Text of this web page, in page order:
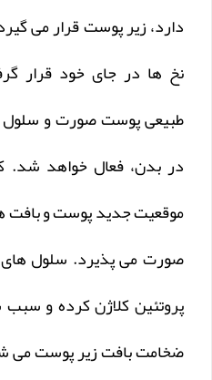
دارد، زیر پوست قرار می
نخ ها در جای خود قرار
طبیعی پوست صورت و
در بدن، فعال خواهد شد.
موقعیت جدید پوست و بافت
صورت می پذیرد. سلول های
پروتئین کلاژن کرده و
ضخامت بافت زیر پوست می